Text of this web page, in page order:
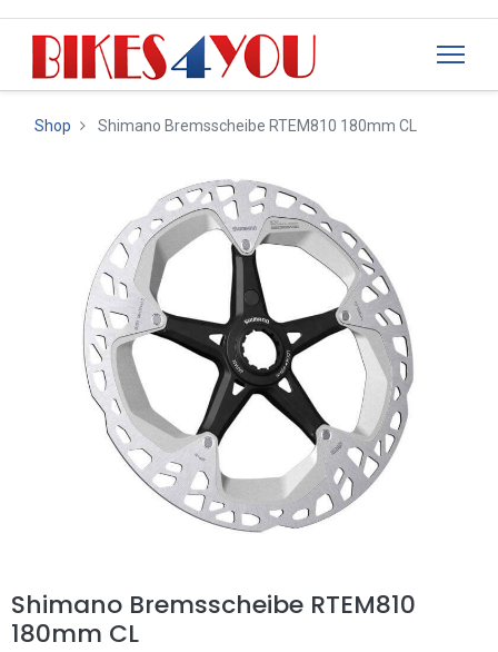
Shop Shimano Bremsscheibe RTEM810 180mm CL
Shimano Bremsscheibe RTEM810
180mm CL